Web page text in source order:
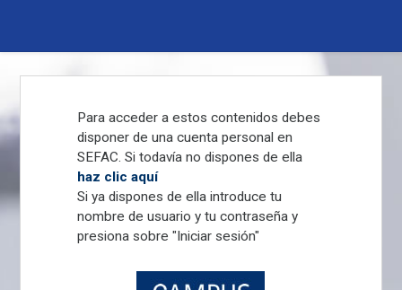
principal
Para acceder a estos contenidos debes
disponer de una cuenta personal en
SEFAC. Si todavía no dispones de ella
haz clic aquí
Si ya dispones de ella introduce tu
nombre de usuario y tu contraseña y
presiona sobre "Iniciar sesión"